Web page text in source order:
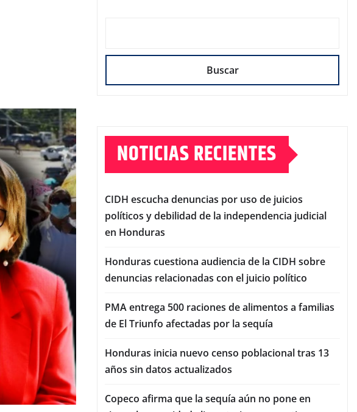
Buscar
NOTICIAS RECIENTES
CIDH escucha denuncias por uso de juicios
políticos y debilidad de la independencia judicial
en Honduras
Honduras cuestiona audiencia de la CIDH sobre
denuncias relacionadas con el juicio político
PMA entrega 500 raciones de alimentos a familias
de El Triunfo afectadas por la sequía
Honduras inicia nuevo censo poblacional tras 13
años sin datos actualizados
Copeco afirma que la sequía aún no pone en